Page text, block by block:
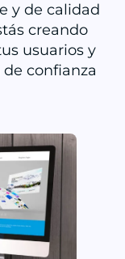
y de calidad
creando
usuarios y
confianza